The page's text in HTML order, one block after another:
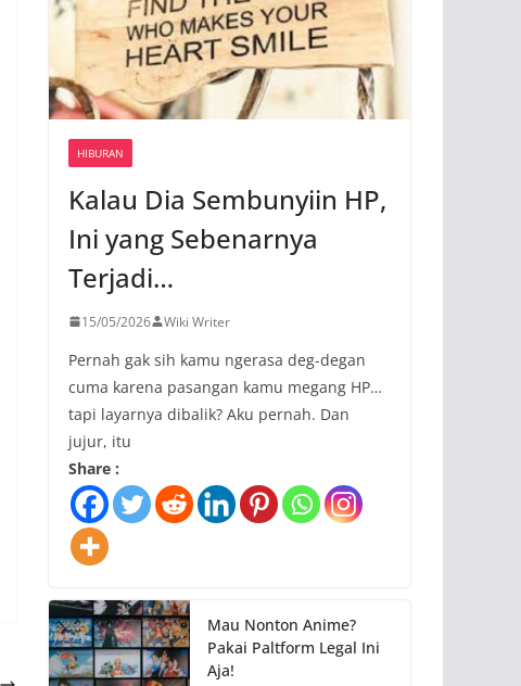
HIBURAN
Kalau Dia Sembunyiin HP,
Ini yang Sebenarnya
Terjadi…
15/05/2026 Wiki Writer
Pernah gak sih kamu ngerasa deg-degan
cuma karena pasangan kamu megang HP…
tapi layarnya dibalik? Aku pernah. Dan
jujur, itu
Share :
Mau Nonton Anime?
Pakai Paltform Legal Ini
Aja!